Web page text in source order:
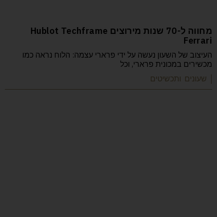
מחווה ל-70 שנות מירוצים Hublot Techframe
Ferrari
העיצוב של השעון נעשה על ידי פרארי עצמה: הלוח נראה כמו
מכשירים במכונית פרארי, וכל
| שעונים ותכשיטים